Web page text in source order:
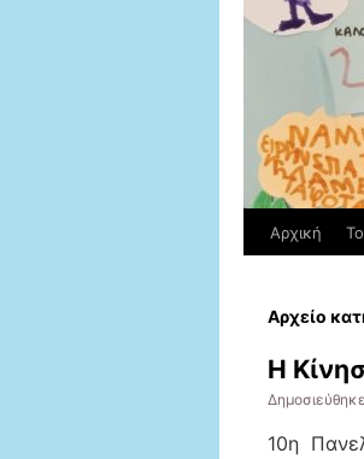
Αρχική
Αρχείο
Η
10η